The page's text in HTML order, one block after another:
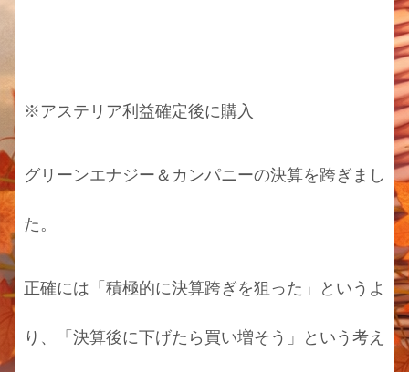
※アステリア利益確定後に購入
グリーンエナジー＆カンパニーの決算を跨ぎまし
た。
正確には「積極的に決算跨ぎを狙った」というよ
り、「決算後に下げたら買い増そう」という考え